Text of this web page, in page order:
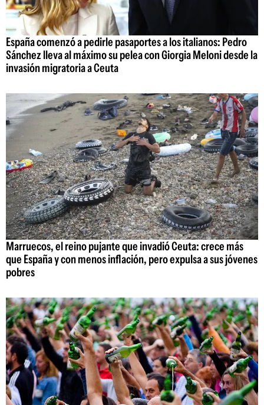
España comenzó a pedirle pasaportes a los italianos: Pedro
Sánchez lleva al máximo su pelea con Giorgia Meloni desde la
invasión migratoria a Ceuta
Marruecos, el reino pujante que invadió Ceuta: crece más
que España y con menos inflación, pero expulsa a sus jóvenes
pobres